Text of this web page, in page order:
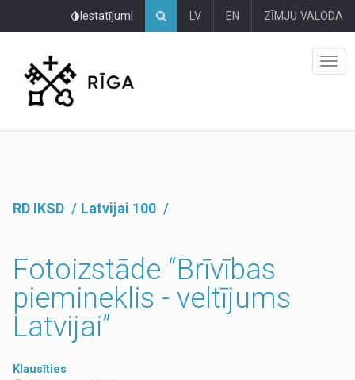
Iestatījumi LV EN ZĪMJU VALODA
RD IKSD Latvijai 100
Fotoizstāde “Brīvības
piemineklis - veltījums
Latvijai”
Klausīties